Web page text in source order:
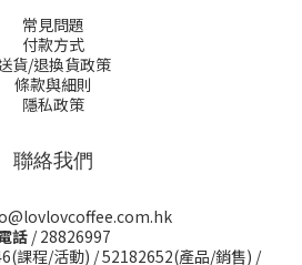
常見問題
付款方式
貨/退換貨政策
條款與細則
隱私政策
聯絡我們
話/ 28826997
課程/活動) /52182652(產品/銷售) /